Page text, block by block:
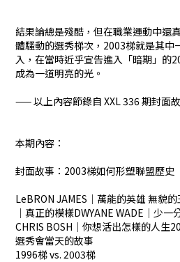
結果論總是殘酷，但在職業運動中還
體騷動的選秀梯次，2003梯就是其中
入，在當時近乎宣告進入「暗期」的
成為一道明亮的光。
—— 以上內容節錄自 XXL 336 期封面
本期內容：
封面故事：2003梯如何形塑聯盟歷史
LeBRON JAMES｜萬能的英雄 無貌
｜真正的模樣DWYANE WADE｜少一
CHRIS BOSH｜你想活出怎樣的人生
選秀會當天的故事
1996梯 vs. 2003梯